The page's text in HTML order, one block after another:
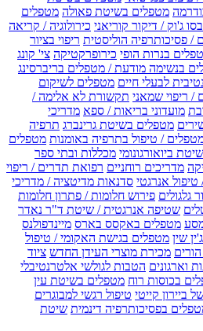
מטפלים בשיטת פאולה מטפלים
ג'וק / דיקור קוריאני כירולוגיה / קריאה
/ פסיכותרפיה הוליסטית ריפוי בציור
בנרות הופי כירופרקטיקה צי' קונג
בנשימה מודעת / מטפלים בריברסינג
לבעלי חיים מטפלים לשיקום
/ ריפוי שמאני תקשורת לא אלימה /
מועדוני בריאות / ספא מדריכי
מטפלים בשיטת גרינברג תרפיה
/ טיפול בתרפיה באומנות מטפלים
ביואורגונומי מכללות ובתי ספר
מדריכים רוחניים רפואת תדרים / ריפוי
טיפול אנרגטי סדנאות מדיטציה / מדריכי
גלגולים פירוש חלומות / פתרון חלומות
שטיפה אנרגטית / שיטת ד"ר נאדר
מטפלים באקסס בארס מיינדפולנס
שין מטפלים בגישת האקומי / טיפול
מכירת מוצרי העידן החדש ציוד
וארגונים הטבות לגולשי אלטרנטיבלי
בכוסות רוח מטפלים בשיטת עין
ביירון קייטי טיפול רגשי למבוגרים
בפסיכותרפיה דינמית שיטת